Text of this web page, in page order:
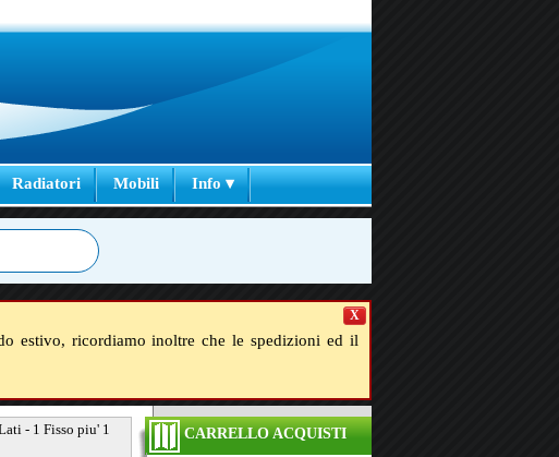
Radiatori Mobili Info ▾
estivo, ricordiamo inoltre che le spedizioni ed il
X
CARRELLO ACQUISTI
- 1 Fisso piu' 1